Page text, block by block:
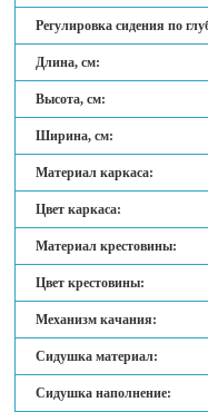
Регулировка сидения по
Длина, см:
Высота, см:
Ширина, см:
Материал каркаса:
Цвет каркаса:
Материал крестовины:
Цвет крестовины:
Механизм качания:
Сидушка материал:
Сидушка наполнение: